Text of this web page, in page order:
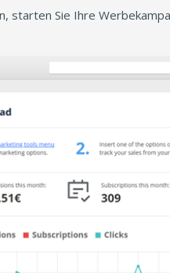
starten Sie Ihre